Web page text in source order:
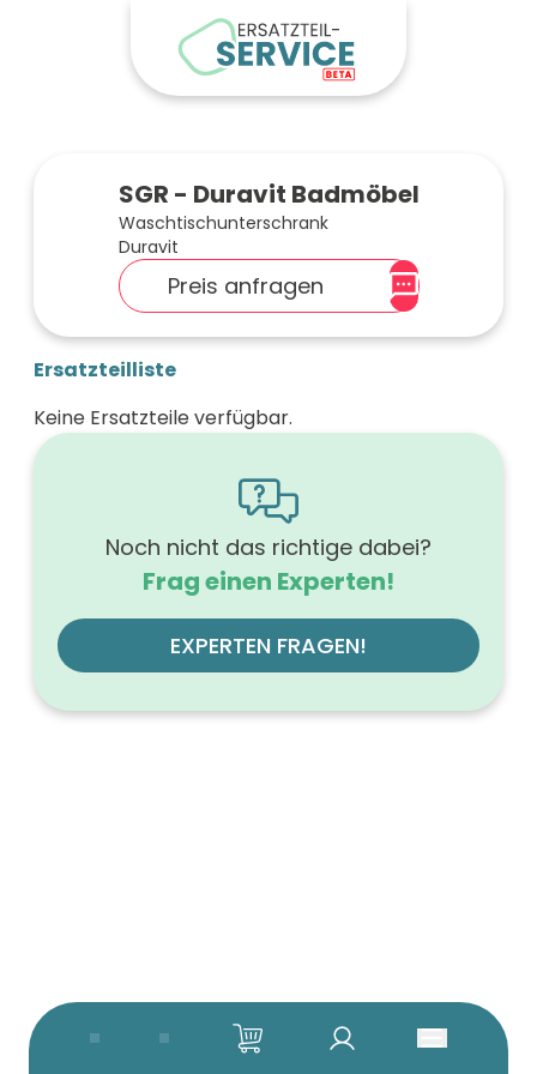
SGR - Duravit Badmöbel
Waschtischunterschrank
Duravit
Preis anfragen
Ersatzteilliste
Keine Ersatzteile verfügbar.
Noch nicht das richtige dabei?
Frag einen Experten!
EXPERTEN FRAGEN!